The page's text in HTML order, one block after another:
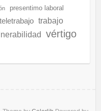
presentimo laboral
teletrabajo trabajo
vértigo